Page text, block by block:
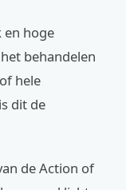
en hoge
behandelen
hele
dit de
de Action of